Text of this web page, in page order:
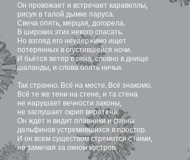
Он провожает и встречает каравеллы,
рисуя в талой дымке паруса.
Свеча опять, мерцая, догорела.
В широких этих некого спасать.
Но взгляд его неудержимо ищет
потерянных в сгустившейся ночи.
И бьётся ветер в окна, словно в днище
шаланды, и слова опять ничьи.
Так странно. Всё на месте. Всё знакомо.
Всё те же тени на стене, и та стена
не нарушает вечности законы,
не заглушает скрип веретена.
Он ждёт и видит плавники и спины
дельфинов устремившихся в простор.
И он всем существом стремится с ними,
не замечая за окном костров.